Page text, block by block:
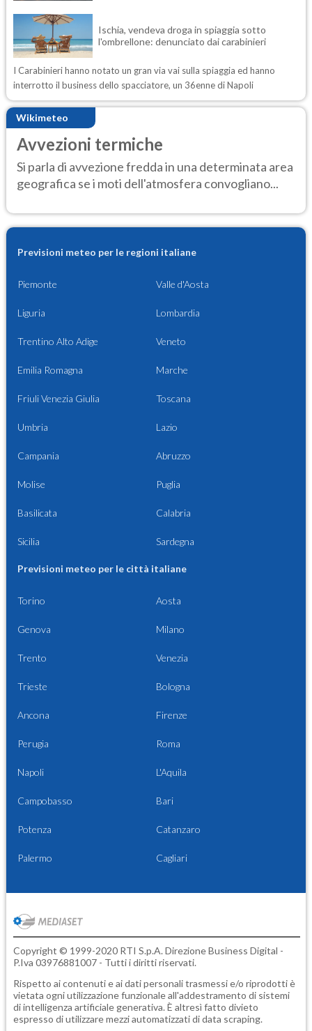
Ischia, vendeva droga in spiaggia sotto
l'ombrellone: denunciato dai carabinieri
I Carabinieri hanno notato un gran via vai sulla spiaggia ed hanno
interrotto il business dello spacciatore, un 36enne di Napoli
Wikimeteo
Avvezioni termiche
Si parla di avvezione fredda in una determinata area
geografica se i moti dell'atmosfera convogliano...
Previsioni meteo per le regioni italiane
Piemonte Valle d'Aosta
Liguria Lombardia
Trentino Alto Adige Veneto
Emilia Romagna Marche
Friuli Venezia Giulia Toscana
Umbria Lazio
Campania Abruzzo
Molise Puglia
Basilicata Calabria
Sicilia Sardegna
Previsioni meteo per le città italiane
Torino Aosta
Genova Milano
Trento Venezia
Trieste Bologna
Ancona Firenze
Perugia Roma
Napoli L'Aquila
Campobasso Bari
Potenza Catanzaro
Palermo Cagliari
Copyright © 1999-2020 RTI S.p.A. Direzione Business Digital -
P.Iva 03976881007 - Tutti i diritti riservati.
Rispetto ai contenuti e ai dati personali trasmessi e/o riprodotti è
vietata ogni utilizzazione funzionale all'addestramento di sistemi
di intelligenza artificiale generativa. È altresì fatto divieto
espresso di utilizzare mezzi automatizzati di data scraping.